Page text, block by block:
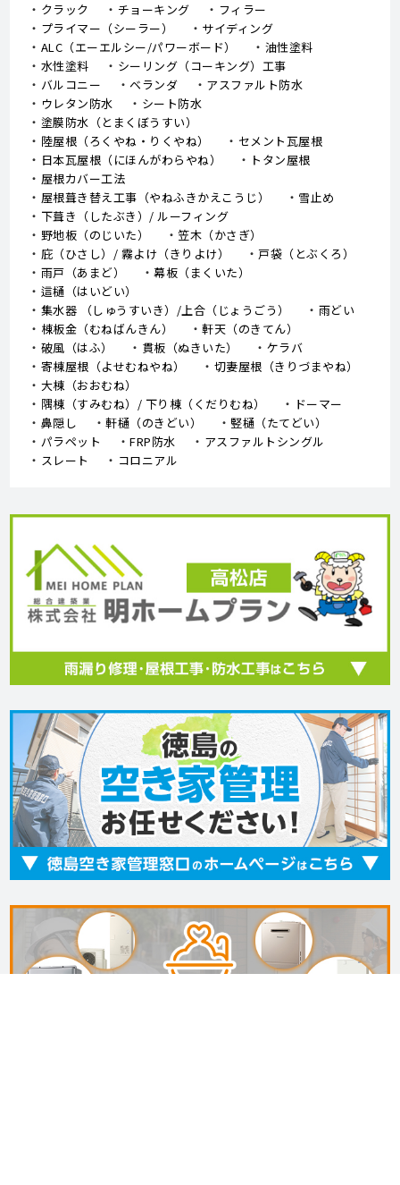
クラック チョーキング
フィラー
プライマー（シーラー）
サイディング
ALC（エーエルシー/パワーボード）
油性塗料
水性塗料
シーリング（コーキング）工事
バルコニー
ベランダ
アスファルト防水
ウレタン防水
シート防水
塗膜防水（とまくぼうすい）
陸屋根（ろくやね・りくやね）
セメント瓦屋根
日本瓦屋根（にほんがわらやね）
トタン屋根
屋根カバー工法
屋根葺き替え工事（やねふきかえこうじ）
雪止め
下葺き（したぶき）/ ルーフィング
野地板（のじいた）
笠木（かさぎ）
庇（ひさし）/ 霧よけ（きりよけ）
戸袋（とぶくろ）
雨戸（あまど）
幕板（まくいた）
這樋（はいどい）
集水器 （しゅうすいき）/上合（じょうごう）
雨どい
棟板金（むねばんきん）
軒天（のきてん）
破風（はふ）
貫板（ぬきいた）
ケラバ
寄棟屋根（よせむねやね）
切妻屋根（きりづまやね）
大棟（おおむね）
隅棟（すみむね）/ 下り棟（くだりむね）
ドーマー
鼻隠し
軒樋（のきどい）
竪樋（たてどい）
パラペット
FRP防水
アスファルトシングル
スレート
コロニアル